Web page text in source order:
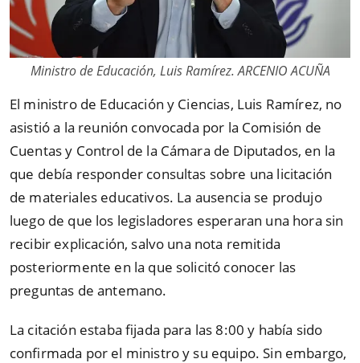
Ministro de Educación, Luis Ramírez. ARCENIO ACUÑA
El ministro de Educación y Ciencias, Luis Ramírez, no
asistió a la reunión convocada por la Comisión de
Cuentas y Control de la Cámara de Diputados, en la
que debía responder consultas sobre una licitación
de materiales educativos. La ausencia se produjo
luego de que los legisladores esperaran una hora sin
recibir explicación, salvo una nota remitida
posteriormente en la que solicitó conocer las
preguntas de antemano.
La citación estaba fijada para las 8:00 y había sido
confirmada por el ministro y su equipo. Sin embargo,